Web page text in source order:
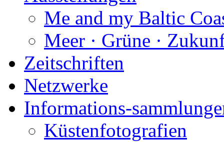
Me and my Baltic
Meer · Grüne ·
Zeitschriften
Netzwerke
Informations-
Küstenfotografien